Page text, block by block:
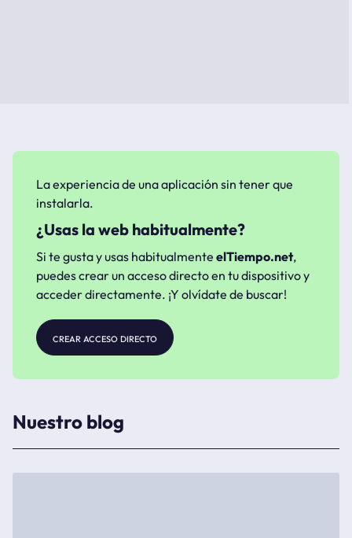
La experiencia de una aplicación sin tener que
instalarla.
¿Usas la web habitualmente?
Si te gusta y usas habitualmente elTiempo.net,
puedes crear un acceso directo en tu dispositivo y
acceder directamente. ¡Y olvídate de buscar!
crear acceso directo
Nuestro blog